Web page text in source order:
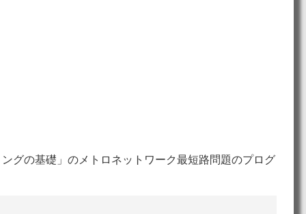
グの基礎」のメトロネットワーク最短路問題のプログ